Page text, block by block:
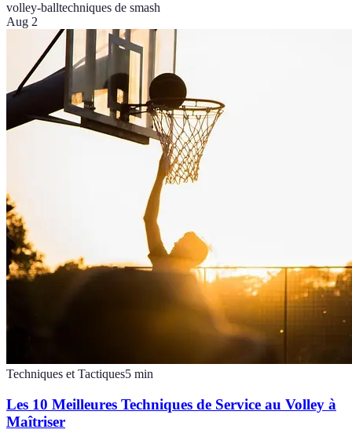
volley-balltechniques de smash
Aug 2
Techniques et Tactiques5 min
Les 10 Meilleures Techniques de Service au Volley à
Maîtriser